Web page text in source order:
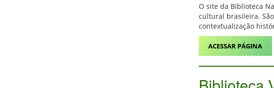
O site da Biblioteca
cultural brasileira.
contextualização
ACESSAR PÁGINA